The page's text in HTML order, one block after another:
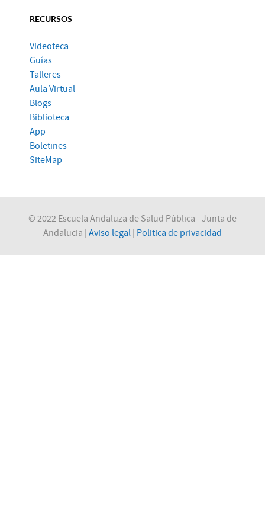
RECURSOS
Videoteca
Guías
Talleres
Aula Virtual
Blogs
Biblioteca
App
Boletines
SiteMap
© 2022 Escuela Andaluza de Salud Pública - Junta de
Andalucia | Aviso legal Politica de privacidad